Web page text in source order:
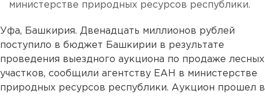
министерстве природных ресурсов республики.
Уфа, Башкирия. Двенадцать миллионов рублей
поступило в бюджет Башкирии в результате
проведения выездного аукциона по продаже лесных
участков, сообщили агентству ЕАН в министерстве
природных ресурсов республики. Аукцион прошел в